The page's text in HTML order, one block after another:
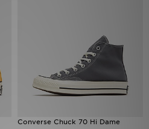
Converse Chuck 70 Hi Dame